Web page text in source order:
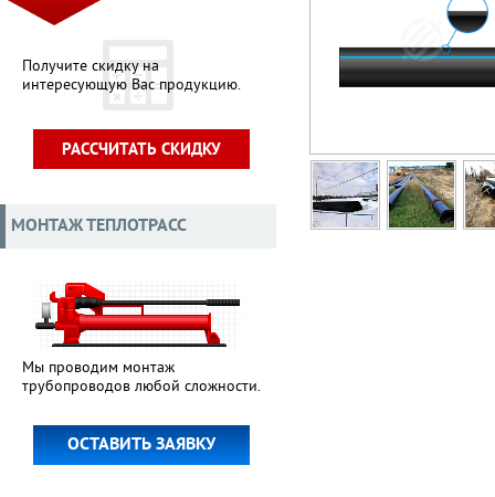
Получите скидку на
интересующую Вас продукцию.
РАССЧИТАТЬ СКИДКУ
МОНТАЖ ТЕПЛОТРАСС
Мы проводим монтаж
трубопроводов любой сложности.
ОСТАВИТЬ ЗАЯВКУ